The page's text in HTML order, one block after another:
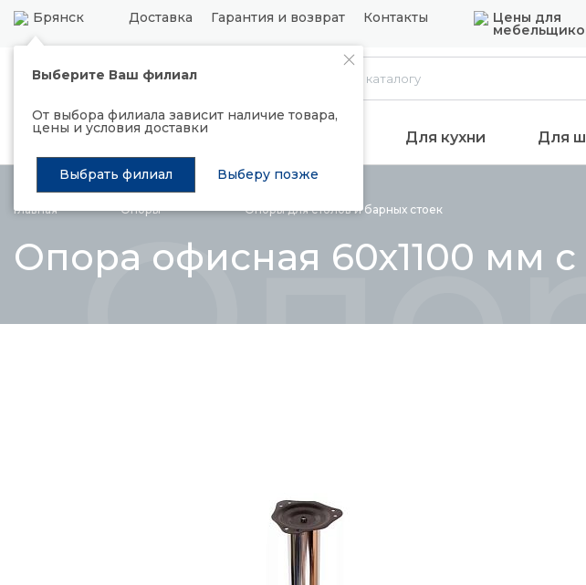
Брянск Доставка Гарантия и возврат Контакты Цены для
Выберите Ваш филиал
От выбора филиала зависит наличие товара,
цены и условия доставки
Выбрать филиал Выберу позже
Каталог
Распродажа Подъемные механизмы Для кухни Для
Главная Опоры Опоры для столов и барных стоек
Опора офисная 60х1100 мм